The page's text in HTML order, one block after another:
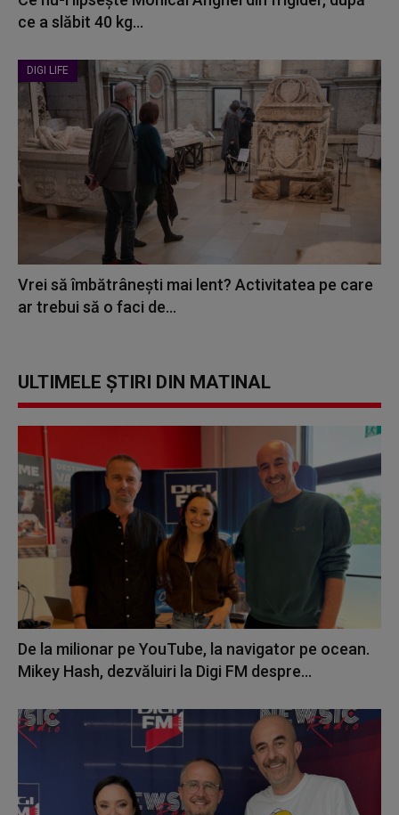
ce a slăbit 40 kg...
DIGI LIFE
Vrei să îmbătrânești mai lent? Activitatea pe care
ar trebui să o faci de...
ULTIMELE ȘTIRI DIN MATINAL
De la milionar pe YouTube, la navigator pe ocean.
Mikey Hash, dezvăluiri la Digi FM despre...